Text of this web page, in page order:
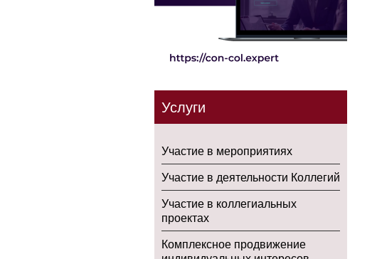
Услуги
Участие в мероприятиях
Участие в деятельности Коллегий
Участие в коллегиальных
проектах
Комплексное продвижение